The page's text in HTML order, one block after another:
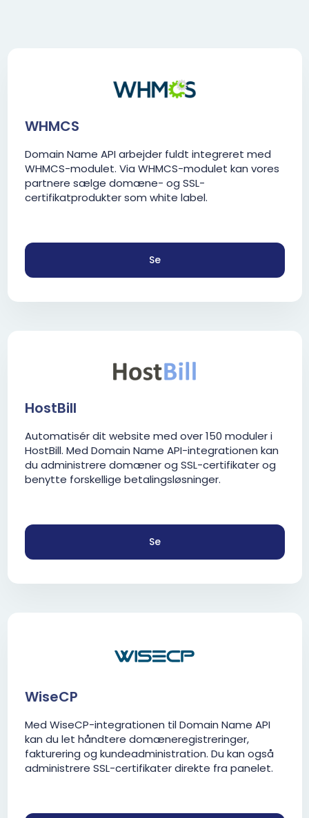
WHMCS
Domain Name API arbejder fuldt integreret med
WHMCS-modulet. Via WHMCS-modulet kan vores
partnere sælge domæne- og SSL-
certifikatprodukter som white label.
Se
HostBill
Automatisér dit website med over 150 moduler i
HostBill. Med Domain Name API-integrationen kan
du administrere domæner og SSL-certifikater og
benytte forskellige betalingsløsninger.
Se
WiseCP
Med WiseCP-integrationen til Domain Name API
kan du let håndtere domæneregistreringer,
fakturering og kundeadministration. Du kan også
administrere SSL-certifikater direkte fra panelet.